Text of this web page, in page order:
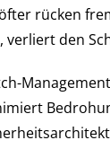
rücken
den